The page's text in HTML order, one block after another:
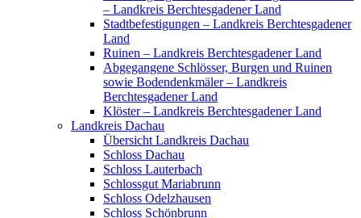
– Landkreis Berchtesgadener Land
Stadtbefestigungen – Landkreis Berchtesgadener
Land
Ruinen – Landkreis Berchtesgadener Land
Abgegangene Schlösser, Burgen und Ruinen
sowie Bodendenkmäler – Landkreis
Berchtesgadener Land
Klöster – Landkreis Berchtesgadener Land
Landkreis Dachau
Übersicht Landkreis Dachau
Schloss Dachau
Schloss Lauterbach
Schlossgut Mariabrunn
Schloss Odelzhausen
Schloss Schönbrunn